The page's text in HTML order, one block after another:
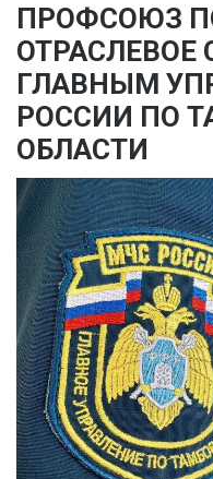
ПРОФСОЮЗ
ОТРАСЛЕВОЕ
ГЛАВНЫМ
РОССИИ ПО
ОБЛАСТИ